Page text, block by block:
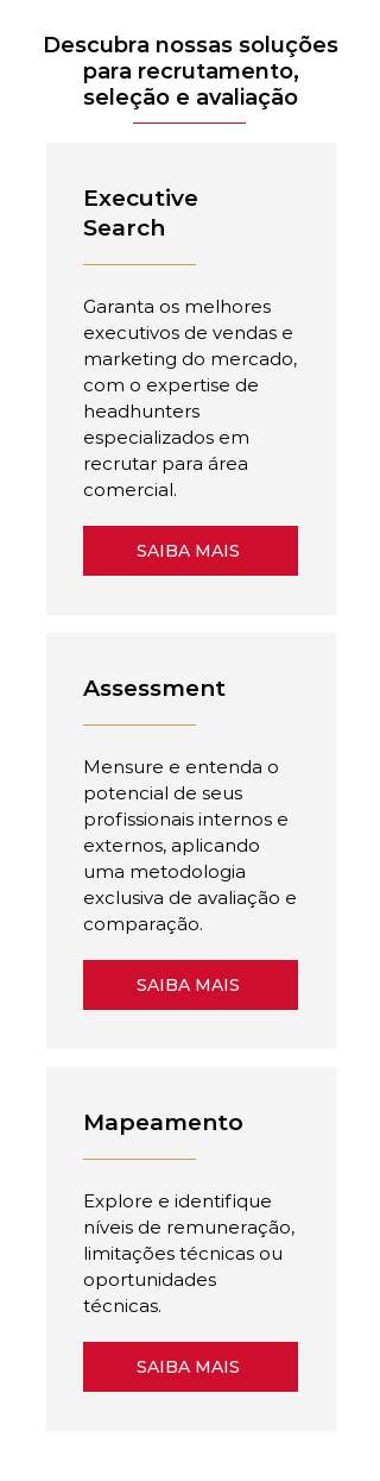
Descubra nossas soluções
para recrutamento,
seleção e avaliação
Executive
Search
Garanta os melhores
executivos de vendas e
marketing do mercado,
com o expertise de
headhunters
especializados em
recrutar para área
comercial.
SAIBA MAIS
Assessment
Mensure e entenda o
potencial de seus
profissionais internos e
externos, aplicando
uma metodologia
exclusiva de avaliação e
comparação.
SAIBA MAIS
Mapeamento
Explore e identifique
níveis de remuneração,
limitações técnicas ou
oportunidades
técnicas.
SAIBA MAIS